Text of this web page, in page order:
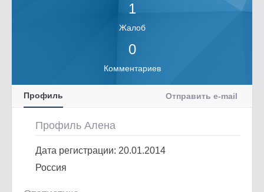
1
Жалоб
0
Комментариев
Профиль Отправить e-mail
Профиль Алена
Дата регистрации: 20.01.2014
Россия